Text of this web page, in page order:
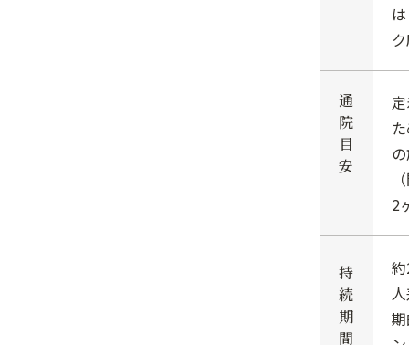
通
院
目
安
2
持
続
期
間